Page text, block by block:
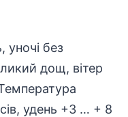
уночі без
дощ, вітер
удень +3 … + 8